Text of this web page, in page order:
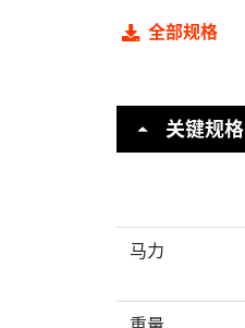
全部规格
关键规格
马力